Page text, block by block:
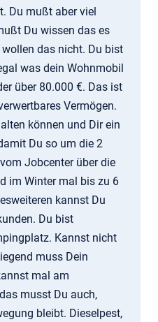
Du mußt aber viel
Du wissen das es
das nicht. Du bist
was dein Wohnmobil
über 80.000 €. Das ist
Vermögen.
können und Dir ein
Du so um die 2
Jobcenter über die
im Winter mal bis zu 6
kannst Du
Du bist
Kannst nicht
muss Dein
mal am
musst Du auch,
bleibt. Dieselpest,